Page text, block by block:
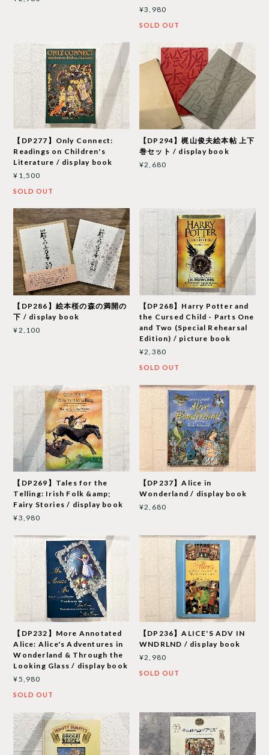
¥3,980
SOLD OUT
【DP277】Only Connect:
Readings on Children's
Literature / display book
¥1,500
SOLD OUT
【DP294】梶山俊夫絵本帖 上下
巻セット / display book
¥2,680
【DP286】絵本桜の森の満開の
下 / display book
¥2,100
【DP268】Harry Potter and
the Cursed Child - Parts One
and Two (Special Rehearsal
Edition) / picture book
¥2,380
SOLD OUT
【DP269】Tales for the
Telling: Irish Folk &amp;
Fairy Stories / display book
¥3,980
【DP237】Alice in
Wonderland / display book
¥2,680
【DP232】More Annotated
Alice: Alice's Adventures in
Wonderland & Through the
Looking Glass / display book
¥5,980
SOLD OUT
【DP236】ALICE'S ADV IN
WNDRLND / display book
¥2,980
SOLD OUT